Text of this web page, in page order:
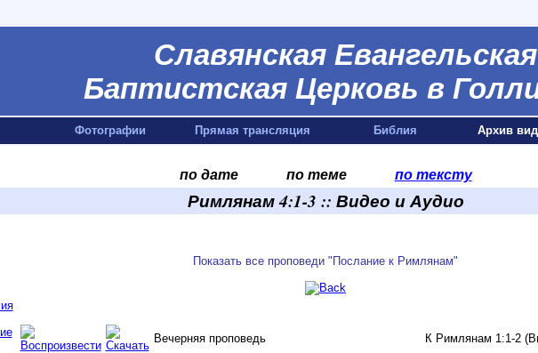
Славянская Евангельская
Баптистская Церковь в
Фотографии Прямая трансляция Библия Архив
по дате по теме по тексту
Римлянам 4:1-3 :: Видео и Аудио
Показать все проповеди "Послание к Римлянам"
Вечерняя проповедь К Римлянам 1:1-2